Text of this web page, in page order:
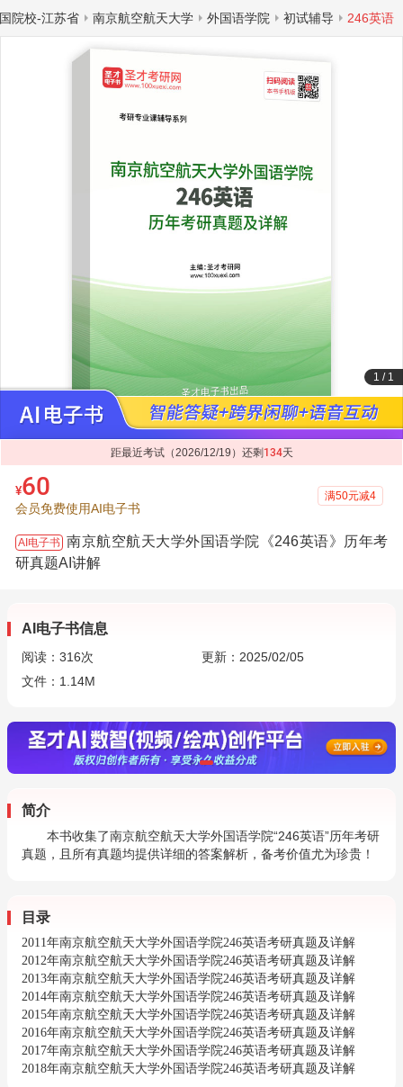
院校-江苏省 南京航空航天大学 外国语学院 初试辅导 246英语
1 / 1
距最近考试（2026/12/19）还剩 134天
¥60
会员免费使用AI电子书
满50元减4
AI电子书 南京航空航天大学外国语学院《246英语》历年考
研真题AI讲解
AI电子书信息
阅读： 316次
更新：2025/02/05
文件：1.14M
简介
本书收集了南京航空航天大学外国语学院“246英语”历年考研
真题，且所有真题均提供详细的答案解析，备考价值尤为珍贵！
目录
2011年南京航空航天大学外国语学院246英语考研真题及详解
2012年南京航空航天大学外国语学院246英语考研真题及详解
2013年南京航空航天大学外国语学院246英语考研真题及详解
2014年南京航空航天大学外国语学院246英语考研真题及详解
2015年南京航空航天大学外国语学院246英语考研真题及详解
2016年南京航空航天大学外国语学院246英语考研真题及详解
2017年南京航空航天大学外国语学院246英语考研真题及详解
2018年南京航空航天大学外国语学院246英语考研真题及详解